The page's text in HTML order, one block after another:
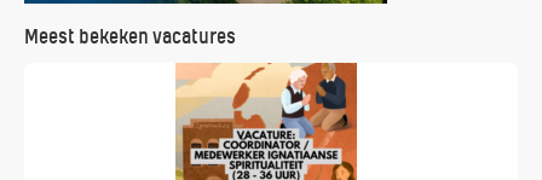
Meest bekeken vacatures